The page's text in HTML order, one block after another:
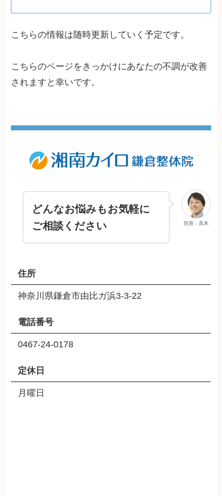
こちらの情報は随時更新していく予定です。
こちらのページをきっかけにあなたの不調が改善
されますと幸いです。
院長：高木
どんなお悩みもお気軽に
ご相談ください
住所
神奈川県鎌倉市由比ガ浜3-3-22
電話番号
0467-24-0178
定休日
月曜日